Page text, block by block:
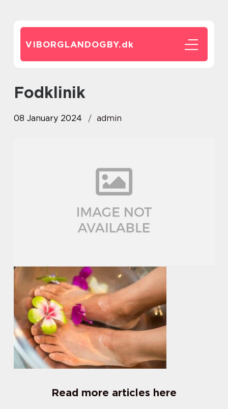
VIBORGLANDOGBY.dk
fodklinik
08 January 2024 admin
Read more articles here